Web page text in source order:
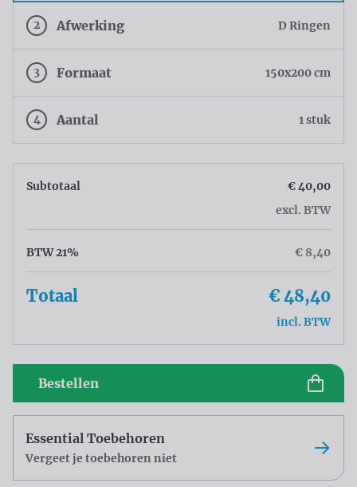
2 Afwerking D Ringen
3 Formaat 150x200 cm
4 Aantal 1 stuk
Subtotaal
€ 40,00
excl. BTW
BTW 21% € 8,40
Totaal € 48,40
incl. BTW
Bestellen
Essential Toebehoren
Vergeet je toebehoren niet